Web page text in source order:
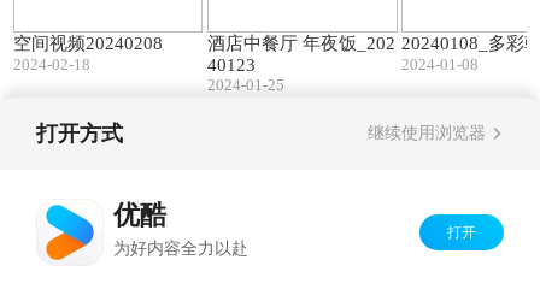
空间视频20240208
2024-02-18
酒店中餐厅 年夜饭_202
40123
2024-01-25
20240108_多彩
2024-01-08
打开方式 继续使用浏览器
优酷
为好内容全力以赴
打开